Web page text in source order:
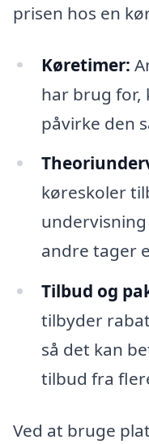
prisen hos en
Køretimer:
har brug for,
påvirke den
køreskoler
andre tager
Tilbud og
tilbyder
så det kan
tilbud fra
Ved at bruge